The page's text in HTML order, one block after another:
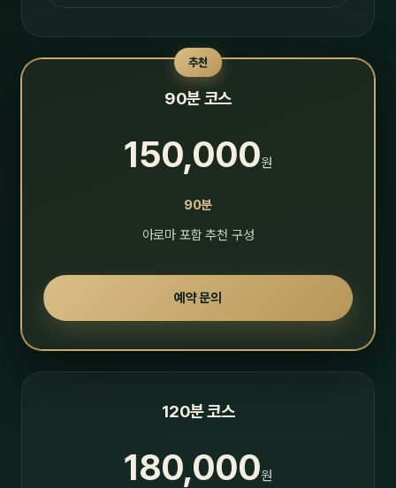
추천
90분 코스
150,000원
90분
아로마 포함 추천 구성
예약 문의
120분 코스
180,000원